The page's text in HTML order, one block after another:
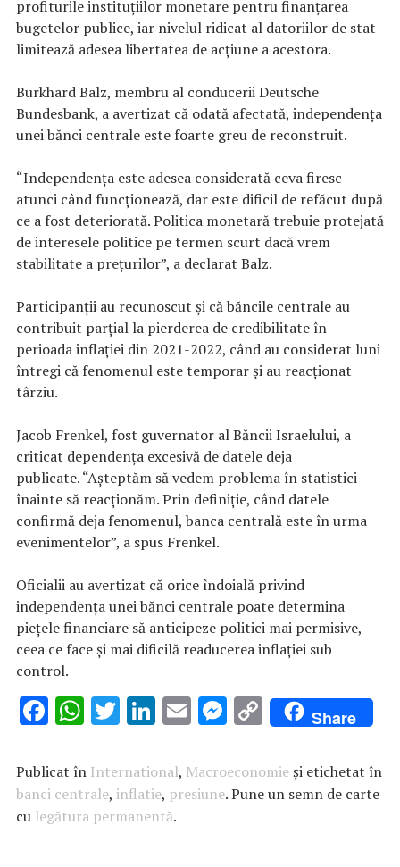
profiturile instituţiilor monetare pentru finanţarea
bugetelor publice, iar nivelul ridicat al datoriilor de stat
limitează adesea libertatea de acţiune a acestora.
Burkhard Balz, membru al conducerii Deutsche
Bundesbank, a avertizat că odată afectată, independenţa
unei bănci centrale este foarte greu de reconstruit.
“Independenţa este adesea considerată ceva firesc
atunci când funcţionează, dar este dificil de refăcut după
ce a fost deteriorată. Politica monetară trebuie protejată
de interesele politice pe termen scurt dacă vrem
stabilitate a preţurilor”, a declarat Balz.
Participanţii au recunoscut şi că băncile centrale au
contribuit parţial la pierderea de credibilitate în
perioada inflaţiei din 2021-2022, când au considerat luni
întregi că fenomenul este temporar şi au reacţionat
târziu.
Jacob Frenkel, fost guvernator al Băncii Israelului, a
criticat dependenţa excesivă de datele deja
publicate. “Aşteptăm să vedem problema în statistici
înainte să reacţionăm. Prin definiţie, când datele
confirmă deja fenomenul, banca centrală este în urma
evenimentelor”, a spus Frenkel.
Oficialii au avertizat că orice îndoială privind
independenţa unei bănci centrale poate determina
pieţele financiare să anticipeze politici mai permisive,
ceea ce face şi mai dificilă readucerea inflaţiei sub
control.
F
e
b
o
W
at
s
A
T
it
te
r
Li
k
e
dI
E
ai
l
M
se
n
C
o
p
y
Share
Publicat în International, Macroeconomieși etichetat în
banci centrale, inflatie, presiune. Pune un semn de carte
cu legătura permanentă.